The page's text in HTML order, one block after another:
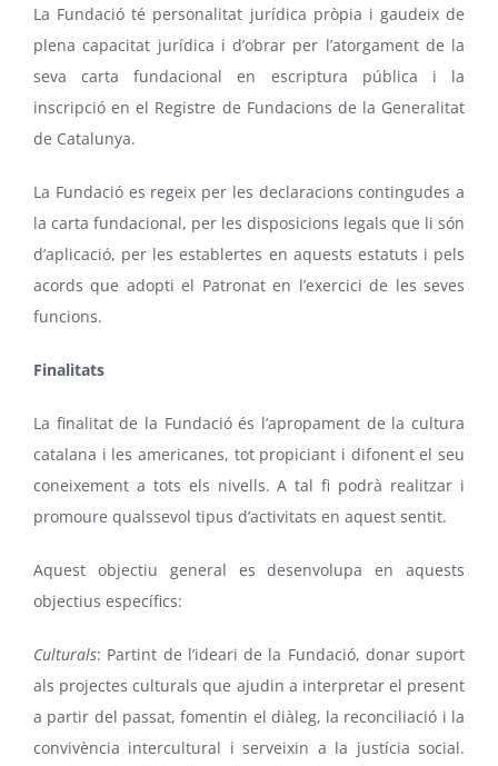
La Fundació té personalitat jurídica pròpia i gaudeix de
plena capacitat jurídica i d’obrar per l’atorgament de la
seva carta fundacional en escriptura pública i la
inscripció en el Registre de Fundacions de la Generalitat
de Catalunya.
La Fundació es regeix per les declaracions contingudes a
la carta fundacional, per les disposicions legals que li són
d’aplicació, per les establertes en aquests estatuts i pels
acords que adopti el Patronat en l’exercici de les seves
funcions.
Finalitats
La finalitat de la Fundació és l’apropament de la cultura
catalana i les americanes, tot propiciant i difonent el seu
coneixement a tots els nivells. A tal fi podrà realitzar i
promoure qualssevol tipus d’activitats en aquest sentit.
Aquest objectiu general es desenvolupa en aquests
objectius específics:
Culturals: Partint de l’ideari de la Fundació, donar suport
als projectes culturals que ajudin a interpretar el present
a partir del passat, fomentin el diàleg, la reconciliació i la
convivència intercultural i serveixin a la justícia social.